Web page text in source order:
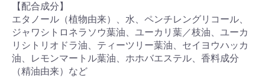
【配合成分】
エタノール（植物由来）、水、ペンチレングリコール、
ジャワシトロネラソウ葉油、ユーカリ葉／枝油、ユーカ
リシトリオドラ油、ティーツリー葉油、セイヨウハッカ
油、レモンマートル葉油、ホホバエステル、香料成分
（精油由来）など